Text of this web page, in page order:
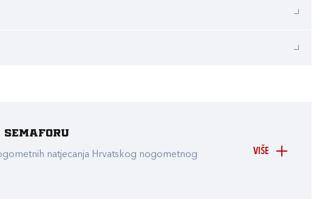
VIŠE
natjecanja Hrvatskog nogometnog